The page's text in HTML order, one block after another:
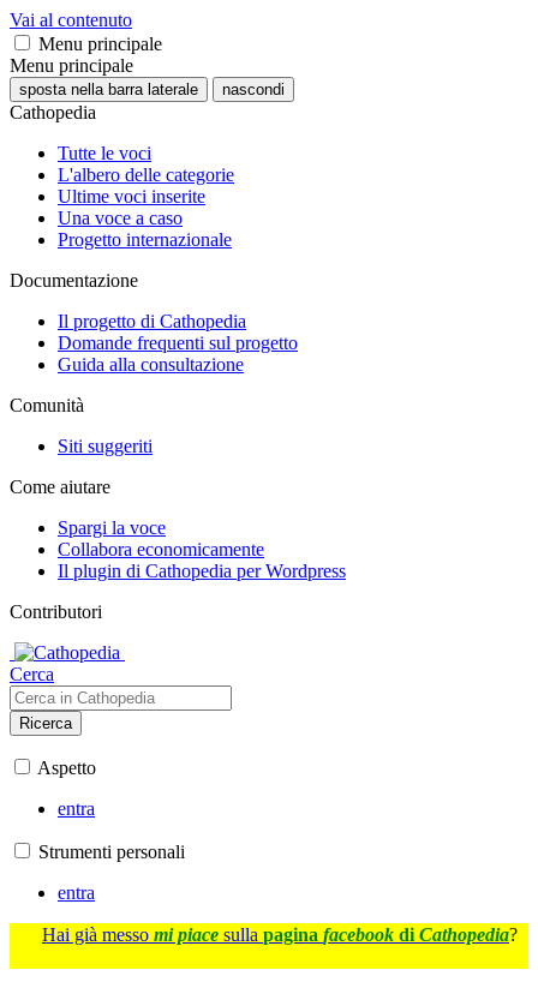
Vai al contenuto
Menu principale
Menu principale
sposta nella barra laterale nascondi
Cathopedia
Tutte le voci
L'albero delle categorie
Ultime voci inserite
Una voce a caso
Progetto internazionale
Documentazione
Il progetto di Cathopedia
Domande frequenti sul progetto
Guida alla consultazione
Comunità
Siti suggeriti
Come aiutare
Spargi la voce
Collabora economicamente
Il plugin di Cathopedia per Wordpress
Contributori
Cerca
Ricerca
Aspetto
entra
Strumenti personali
entra
Hai già messo mi piace sulla pagina facebook di Cathopedia?